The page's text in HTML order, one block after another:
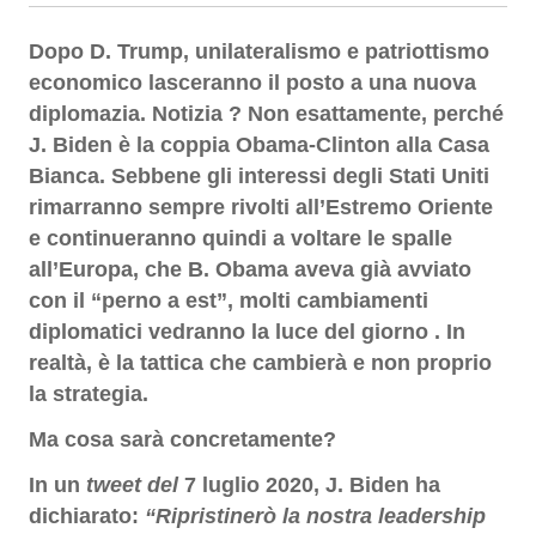
Dopo D. Trump, unilateralismo e patriottismo
economico lasceranno il posto a una nuova
diplomazia. Notizia ? Non esattamente, perché
J. Biden è la coppia Obama-Clinton alla Casa
Bianca. Sebbene gli interessi degli Stati Uniti
rimarranno sempre rivolti all’Estremo Oriente
e continueranno quindi a voltare le spalle
all’Europa, che B. Obama aveva già avviato
con il “perno a est”, molti cambiamenti
diplomatici vedranno la luce del giorno . In
realtà, è la tattica che cambierà e non proprio
la strategia.
Ma cosa sarà concretamente?
In un tweet del7 luglio 2020, J. Biden ha
dichiarato: “Ripristinerò la nostra leadership